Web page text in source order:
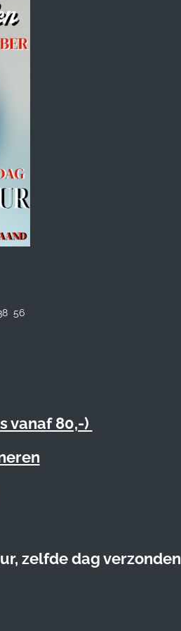
56
vanaf 80,-)
zelfde dag verzonden